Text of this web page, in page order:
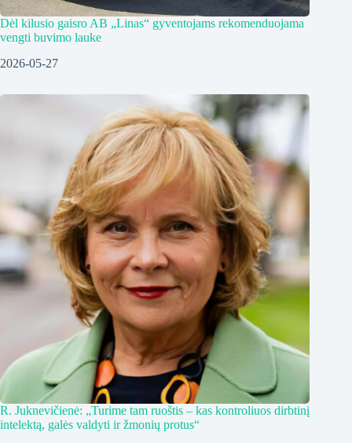
Dėl kilusio gaisro AB „Linas“ gyventojams rekomenduojama
vengti buvimo lauke
2026-05-27
R. Juknevičienė: „Turime tam ruoštis – kas kontroliuos dirbtinį
intelektą, galės valdyti ir žmonių protus“